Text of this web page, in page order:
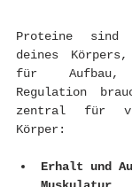
Proteine sind
deines
für Aufbau,
Regulation
zentral für
Körper:
Erhalt und